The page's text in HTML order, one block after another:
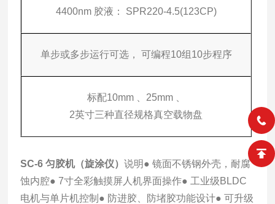
4400nm 胶液： SPR220-4.5(123CP)
单步或多步运行可选， 可编程10组10步程序
标配10mm 、25mm 、
2英寸三种直径规格真空载物盘
SC-6 匀胶机（旋涂仪）说明● 镜面不锈钢外壳，耐腐
蚀内腔● 7寸全彩触摸屏人机界面操作● 工业级BLDC
电机与单片机控制 ● 防进胶、防堵胶功能设计● 可升级